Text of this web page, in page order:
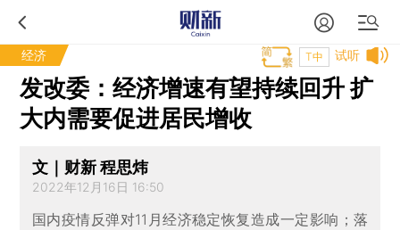
经济 试听
T中
发改委：经济增速有望持续回升 扩
大内需要促进居民增收
文｜财新 程思炜
2022年12月16日 16:50
国内疫情反弹对11月经济稳定恢复造成一定影响；落